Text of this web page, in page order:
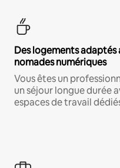
Des logements adaptés
nomades numériques
Vous êtes un
un séjour longue durée
espaces de travail